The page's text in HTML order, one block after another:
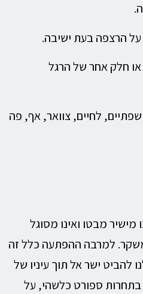
על הרצפה בעת ישיבה.
חלק אחר של הרגל
שפתיים, לחיים, צוואר, אף, פה
מבטו ואינו מסוגל
משקר. למרבה ההפתעה כלל זה
להביט ישר אל תוך עיניו של
ספורט כלשהי, על